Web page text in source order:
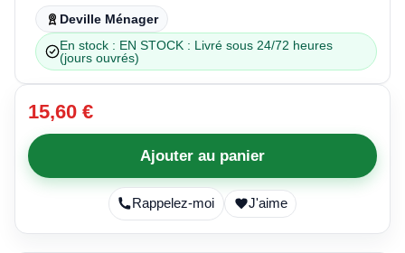
Deville Ménager
En stock : EN STOCK : Livré sous 24/72 heures
(jours ouvrés)
15,60 €
Ajouter au panier
Rappelez-moi J'aime